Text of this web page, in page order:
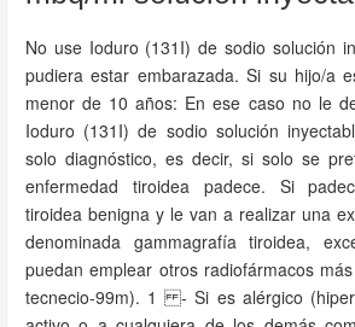
No use Ioduro (131I) de sodio solución
pudiera estar embarazada. Si su hijo/a
menor de 10 años: En ese caso no le
Ioduro (131I) de sodio solución
solo diagnóstico, es decir, si solo se
enfermedad tiroidea padece. Si
tiroidea benigna y le van a realizar una
denominada gammagrafía tiroidea,
puedan emplear otros radiofármacos
tecnecio-99m). 1 - Si es alérgico